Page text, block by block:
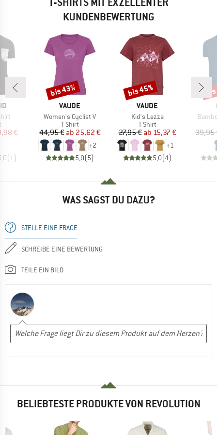
KUNDENBEWERTUNG
Preis
€
(1)
MARKE
VAUDE
Artikel
Women's Cyclist V
Produktgruppe
T-Shirt
Preis
44,95 € reduzierter Preis
ab 25,62 €
+2
5,0(5)
Rabatt
bis 43%
MARKE
VAUDE
Artikel
Kid's Lezza
Produktgruppe
T-Shirt
Preis
27,95 € reduzierter Preis
ab 15,37 €
+1
5,0(4)
Rabatt
bis 45%
Artikel
39,95
WAS SAGST DU DAZU?
STELLE EINE FRAGE
SCHREIBE EINE BEWERTUNG
TEILE EIN BILD
BELIEBTESTE PRODUKTE VON REVOLUTION